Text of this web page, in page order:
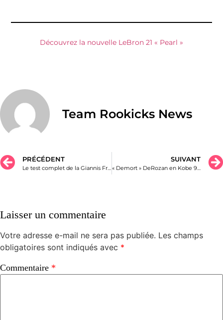
Découvrez la nouvelle LeBron 21 « Pearl »
Team Rookicks News
PRÉCÉDENT
Le test complet de la Giannis Freak 5
SUIVANT
« Demort » DeRozan en Kobe 9 elite Fade to Black : Cortège funèbre pour les Bulls ?
Laisser un commentaire
Votre adresse e-mail ne sera pas publiée. Les champs
obligatoires sont indiqués avec *
Commentaire *